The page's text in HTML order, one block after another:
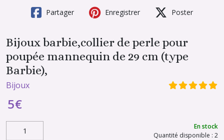
Partager Enregistrer Poster
Bijoux barbie,collier de perle pour
poupée mannequin de 29 cm (type
Barbie),
Bijoux
5€
En stock
Quantité disponible : 2